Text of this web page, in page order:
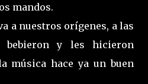
mandos.
a nuestros orígenes, a las
bebieron y les hicieron
música hace ya un buen